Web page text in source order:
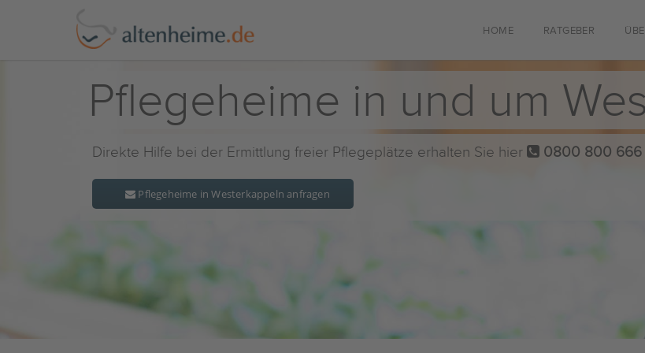
HOME RATGEBER
Pflegeheime in und um
Direkte Hilfe bei der Ermittlung freier Pflegeplätze erhalten Sie hier 0800 800 666
Pflegeheime in Westerkappeln anfragen